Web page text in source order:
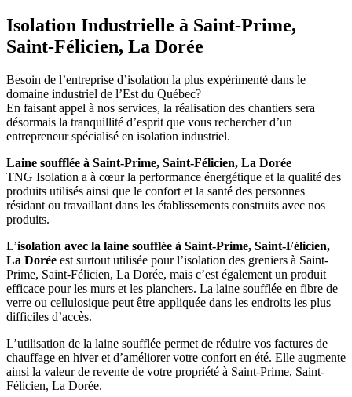
Isolation Industrielle à Saint-Prime,
Saint-Félicien, La Dorée
Besoin de l’entreprise d’isolation la plus expérimenté dans le
domaine industriel de l’Est du Québec?
En faisant appel à nos services, la réalisation des chantiers sera
désormais la tranquillité d’esprit que vous rechercher d’un
entrepreneur spécialisé en isolation industriel.
Laine soufflée à Saint-Prime, Saint-Félicien, La Dorée
TNG Isolation a à cœur la performance énergétique et la qualité des
produits utilisés ainsi que le confort et la santé des personnes
résidant ou travaillant dans les établissements construits avec nos
produits.
L’isolation avec la laine soufflée à Saint-Prime, Saint-Félicien,
La Dorée est surtout utilisée pour l’isolation des greniers à Saint-
Prime, Saint-Félicien, La Dorée, mais c’est également un produit
efficace pour les murs et les planchers. La laine soufflée en fibre de
verre ou cellulosique peut être appliquée dans les endroits les plus
difficiles d’accès.
L’utilisation de la laine soufflée permet de réduire vos factures de
chauffage en hiver et d’améliorer votre confort en été. Elle augmente
ainsi la valeur de revente de votre propriété à Saint-Prime, Saint-
Félicien, La Dorée.